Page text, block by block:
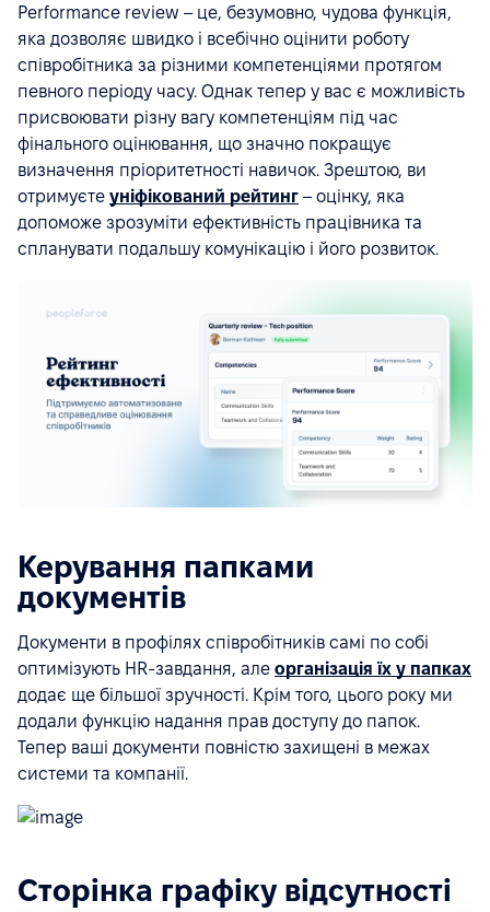
Performance review – це, безумовно, чудова функція,
яка дозволяє швидко і всебічно оцінити роботу
співробітника за різними компетенціями протягом
певного періоду часу. Однак тепер у вас є можливість
присвоювати різну вагу компетенціям під час
фінального оцінювання, що значно покращує
визначення пріоритетності навичок. Зрештою, ви
отримуєте уніфікований рейтинг – оцінку, яка
допоможе зрозуміти ефективність працівника та
спланувати подальшу комунікацію і його розвиток.
Керування папками
документів
Документи в профілях співробітників самі по собі
оптимізують HR-завдання, але організація їх у папках
додає ще більшої зручності. Крім того, цього року ми
додали функцію надання прав доступу до папок.
Тепер ваші документи повністю захищені в межах
системи та компанії.
Сторінка графіку відсутності